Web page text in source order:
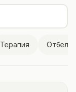
Терапия